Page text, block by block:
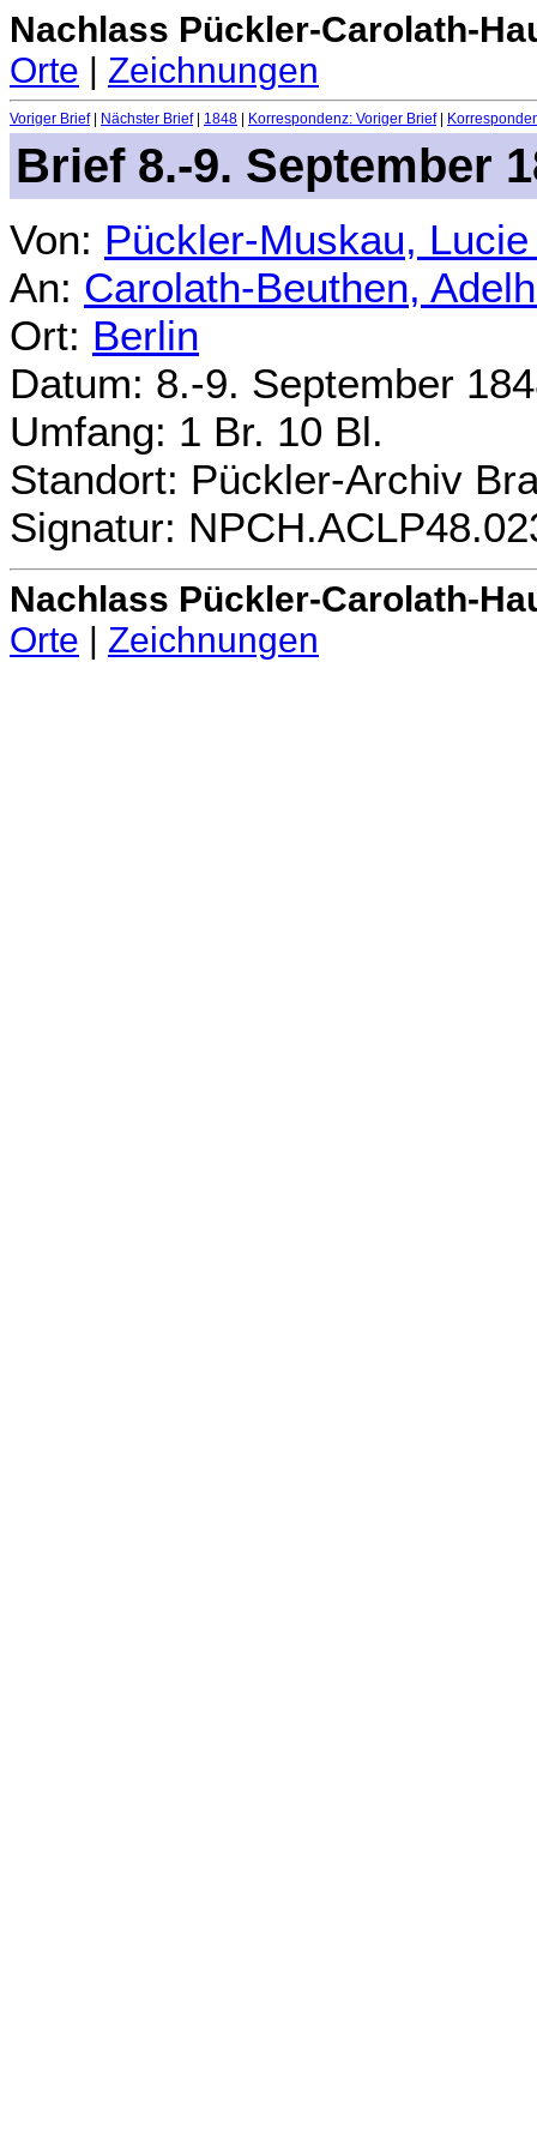
Nachlass Pückler-Carolath-
Orte | Zeichnungen
Voriger Brief| Nächster Brief| 1848 Korrespondenz: Voriger Brief|
Brief 8.-9. September
Von: Pückler-Muskau,
An: Carolath-Beuthen,
Ort: Berlin
Datum: 8.-9. September
Umfang: 1 Br. 10 Bl.
Standort: Pückler-Archiv
Signatur:
Nachlass Pückler-Carolath-
Orte
Zeichnungen